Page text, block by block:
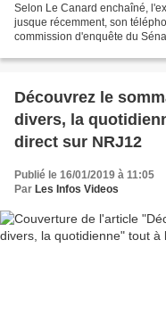
Selon Le Canard enchaîné,
jusque récemment, son
commission d'enquête du
Découvrez le
divers, la
direct sur NRJ12
Publié le 16/01/2019 à 11:05
Par Les Infos Videos